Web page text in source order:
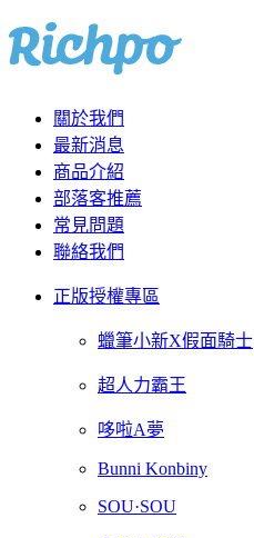
關於我們
最新消息
商品介紹
部落客推薦
常見問題
聯絡我們
正版授權專區
蠟筆小新X假面騎士
超人力霸王
哆啦A夢
Bunni Konbiny
SOU·SOU